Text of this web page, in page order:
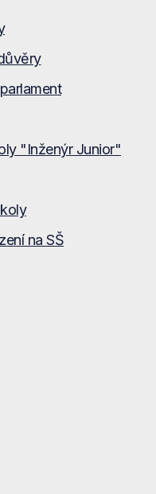
"Inženýr Junior"
na SŠ